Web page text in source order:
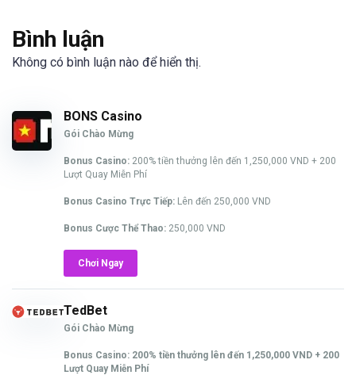
Bình luận
Không có bình luận nào để hiển thị.
BONS Casino
Gói Chào Mừng
Bonus Casino: 200% tiền thưởng lên đến 1,250,000 VND + 200
Lượt Quay Miễn Phí
Bonus Casino Trực Tiếp: Lên đến 250,000 VND
Bonus Cược Thể Thao: 250,000 VND
Chơi Ngay
TedBet
Gói Chào Mừng
Bonus Casino: 200% tiền thưởng lên đến 1,250,000 VND + 200
Lượt Quay Miễn Phí